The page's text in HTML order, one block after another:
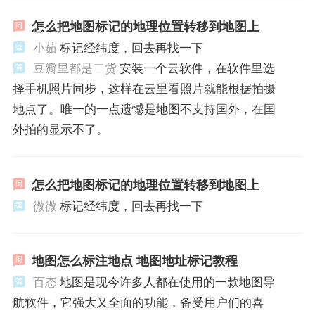
怎么把地图标记的地理位置转移到地图上
小茹标记经纬度，回去再找一下
豆瓣里都是二货安装一个云软件，在软件里选
择手机照片同步，这样在云里看照片就能根据拍摄
地点了。唯一的一点遗憾是地图不支持国外，在国
外拍的显示不了。
怎么把地图标记的地理位置转移到地图上
微微 标记经纬度，回去再找一下
地图怎么标注地点 地图地址标记教程
百态 地图是现今许多人都在使用的一款地图导
航软件，它强大又全面的功能，备受用户们的喜